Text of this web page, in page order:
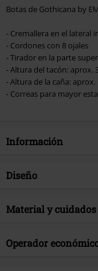
Botas de Gothicana by
- Cremallera en el lateral
- Cordones con 8 ojales
- Tirador en la parte
- Altura del tacón: aprox.
- Altura de la caña: aprox.
- Correas para mayor
Información
Artículo no.
Brand
tema producto
Diseño
Tipo de producto
Patrón
Material y cuidados
Material Externo
Operador